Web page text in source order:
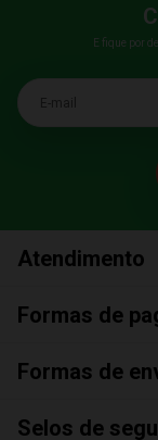
E fique por
E-mail
Atendimento
Formas de
Formas de
Selos de